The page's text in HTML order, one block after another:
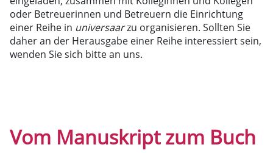
oder Betreuerinnen und Betreuern die Einrichtung
einer Reihe in universaarzu organisieren. Sollten Sie
daher an der Herausgabe einer Reihe interessiert sein,
wenden Sie sich bitte an uns.
Vom Manuskript zum Buch